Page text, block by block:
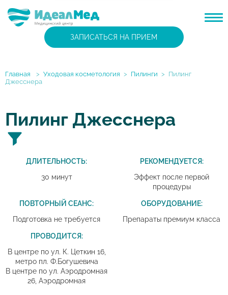
ЗАПИСАТЬСЯ НА ПРИЕМ
Главная > Уходовая косметология > Пилинги > Пилинг
Джесснера
Пилинг Джесснера
ДЛИТЕЛЬНОСТЬ:
30 минут
РЕКОМЕНДУЕТСЯ:
Эффект после первой
процедуры
ПОВТОРНЫЙ СЕАНС:
Подготовка не требуется
ОБОРУДОВАНИЕ:
Препараты премиум класса
ПРОВОДИТСЯ:
В центре по ул. К. Цеткин 16,
метро пл. Ф.Богушевича
В центре по ул. Аэродромная
26, Аэродромная